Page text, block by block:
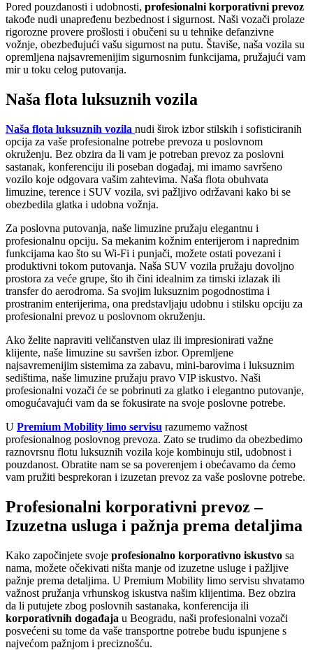
Pored pouzdanosti i udobnosti, profesionalni korporativni prevoz
takođe nudi unapređenu bezbednost i sigurnost. Naši vozači prolaze
rigorozne provere prošlosti i obučeni su u tehnike defanzivne
vožnje, obezbeđujući vašu sigurnost na putu. Štaviše, naša vozila su
opremljena najsavremenijim sigurnosnim funkcijama, pružajući vam
mir u toku celog putovanja.
Naša flota luksuznih vozila
Naša flota luksuznih vozila nudi širok izbor stilskih i sofisticiranih
opcija za vaše profesionalne potrebe prevoza u poslovnom
okruženju. Bez obzira da li vam je potreban prevoz za poslovni
sastanak, konferenciju ili poseban događaj, mi imamo savršeno
vozilo koje odgovara vašim zahtevima. Naša flota obuhvata
limuzine, terence i SUV vozila, svi pažljivo održavani kako bi se
obezbedila glatka i udobna vožnja.
Za poslovna putovanja, naše limuzine pružaju elegantnu i
profesionalnu opciju. Sa mekanim kožnim enterijerom i naprednim
funkcijama kao što su Wi-Fi i punjači, možete ostati povezani i
produktivni tokom putovanja. Naša SUV vozila pružaju dovoljno
prostora za veće grupe, što ih čini idealnim za timski izlazak ili
transfer do aerodroma. Sa svojim luksuznim pogodnostima i
prostranim enterijerima, ona predstavljaju udobnu i stilsku opciju za
profesionalni prevoz u poslovnom okruženju.
Ako želite napraviti veličanstven ulaz ili impresionirati važne
klijente, naše limuzine su savršen izbor. Opremljene
najsavremenijim sistemima za zabavu, mini-barovima i luksuznim
sedištima, naše limuzine pružaju pravo VIP iskustvo. Naši
profesionalni vozači će se pobrinuti za glatko i elegantno putovanje,
omogućavajući vam da se fokusirate na svoje poslovne potrebe.
U Premium Mobility limo servisu razumemo važnost
profesionalnog poslovnog prevoza. Zato se trudimo da obezbedimo
raznovrsnu flotu luksuznih vozila koje kombinuju stil, udobnost i
pouzdanost. Obratite nam se sa poverenjem i obećavamo da ćemo
vam pružiti besprekoran i izuzetan prevoz za vaše poslovne potrebe.
Profesionalni korporativni prevoz –
Izuzetna usluga i pažnja prema detaljima
Kako započinjete svoje profesionalno korporativno iskustvo sa
nama, možete očekivati ništa manje od izuzetne usluge i pažljive
pažnje prema detaljima. U Premium Mobility limo servisu shvatamo
važnost pružanja vrhunskog iskustva našim klijentima. Bez obzira
da li putujete zbog poslovnih sastanaka, konferencija ili
korporativnih događaja u Beogradu, naši profesionalni vozači
posvećeni su tome da vaše transportne potrebe budu ispunjene s
najvećom pažnjom i preciznošću.